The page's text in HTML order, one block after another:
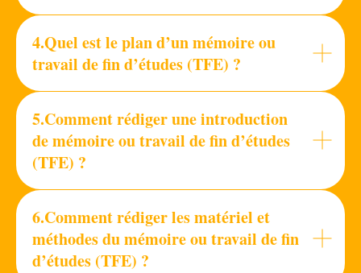
4.Quel est le plan d’un mémoire ou
travail de fin d’études (TFE) ?
5.Comment rédiger une introduction
de mémoire ou travail de fin d’études
(TFE) ?
6.Comment rédiger les matériel et
méthodes du mémoire ou travail de fin
d’études (TFE) ?